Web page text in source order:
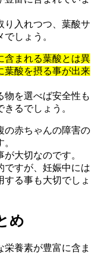
り入れつつ、葉酸サ
しょう。
含まれる葉酸とは異
葉酸を摂る事が出来
物を選べば安全性も
るでしょう。
の赤ちゃんの障害の
大切なのです。
ですが、妊娠中には
る事も大切でしょ
め
養素が豊富に含ま